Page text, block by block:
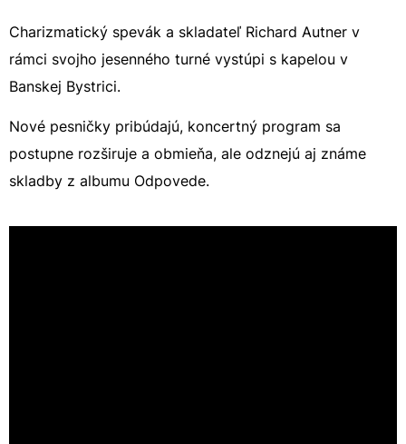
Charizmatický spevák a skladateľ Richard Autner v
rámci svojho jesenného turné vystúpi s kapelou v
Banskej Bystrici.
Nové pesničky pribúdajú, koncertný program sa
postupne rozširuje a obmieňa, ale odznejú aj známe
skladby z albumu Odpovede.